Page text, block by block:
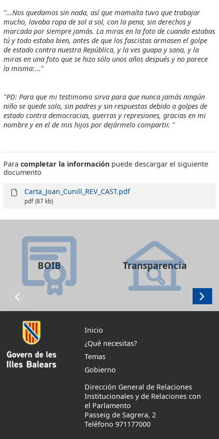
"...Nos quedamos sin nada, así que mamaíta tuvo que trabajar
mucho, lavaba ropa de sol a sol, con la pena, sin derechos y
marcada por siempre jamás. La miras en la foto de cuando estabas
tú y todo estaba bien, antes de que los fascistas armasen el golpe
de estado contra nuestra República, y la ves guapa y sana, y la
miras en una foto que se hizo sólo unos años después y no parece
la misma:..."
"PD: Para que mi testimonio sirva para que nunca jamás ningún
niño se quede solo, sin padres y sin respuestas debido a golpes de
estado contra democracias, guerras y represiones, gracias en mi
nombre y en el de mis hijos por dejármelo compartir. "
Paracompletar la información puede descargar el siguiente
documento
Carta_Joan_Cunill_REV_CAST.pdf
pdf (87 kb)
BOIB Transparencia
Inicio
¿Qué necesitas?
Temas
Gobierno
Dirección General de Relaciones
Institucionales y de Relaciones con
el Parlamento
Passeig de Sagrera, 2
Teléfono 971177000